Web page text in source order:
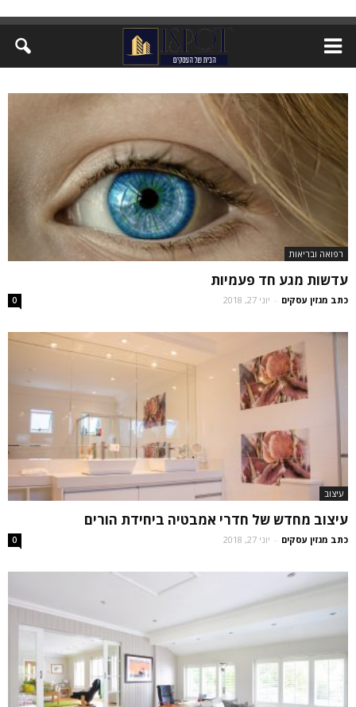
רפואה ובריאות
עדשות מגע חד פעמיות
כתב מגזין עסקים - יוני 27, 2018 0
עיצוב
עיצוב מחדש של חדרי אמבטיה ביחידת הורים
כתב מגזין עסקים - יוני 27, 2018 0